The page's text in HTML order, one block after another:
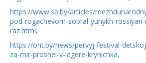
https://www.sb.by/articles/
pod-rogachevom-sobral-yunykh-
raz.html,
https://ont.by/news/pervyj-festival-
za-mir-proshel-v-lagere-krynichka,